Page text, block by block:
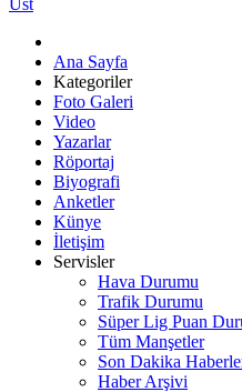
Ana Sayfa
Kategoriler
Foto Galeri
Video
Yazarlar
Röportaj
Biyografi
Anketler
Künye
İletişim
Servisler
Hava Durumu
Trafik Durumu
Süper Lig Puan
Tüm Manşetler
Son Dakika
Haber Arşivi